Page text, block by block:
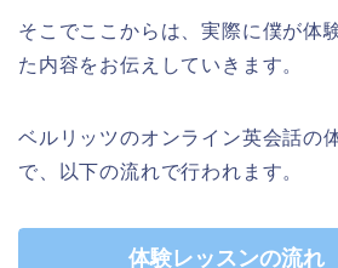
そこでここからは、実際に僕が体
た内容をお伝えしていきます。
ベルリッツのオンライン英会話の
で、以下の流れで行われます。
体験レッスンの流れ